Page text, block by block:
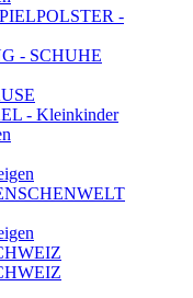
-
- SCHUHE
- Kleinkinder